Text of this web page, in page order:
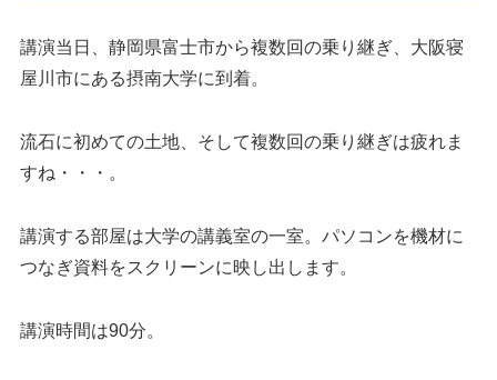
講演当日、静岡県富士市から複数回の乗り継ぎ、大阪寝
屋川市にある摂南大学に到着。
流石に初めての土地、そして複数回の乗り継ぎは疲れま
すね・・・。
講演する部屋は大学の講義室の一室。パソコンを機材に
つなぎ資料をスクリーンに映し出します。
講演時間は90分。